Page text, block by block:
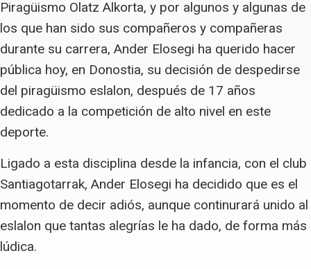
Piragüismo Olatz Alkorta, y por algunos y algunas de
los que han sido sus compañeros y compañeras
durante su carrera, Ander Elosegi ha querido hacer
pública hoy, en Donostia, su decisión de despedirse
del piragüismo eslalon, después de 17 años
dedicado a la competición de alto nivel en este
deporte.
Ligado a esta disciplina desde la infancia, con el club
Santiagotarrak, Ander Elosegi ha decidido que es el
momento de decir adiós, aunque continurará unido al
eslalon que tantas alegrías le ha dado, de forma más
lúdica.